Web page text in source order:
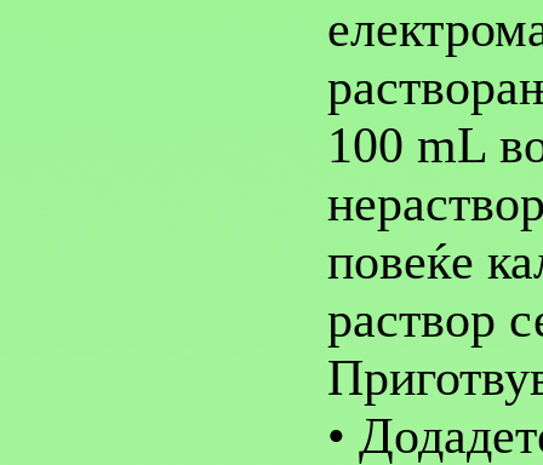
100 mL
повеќе
раствор
•